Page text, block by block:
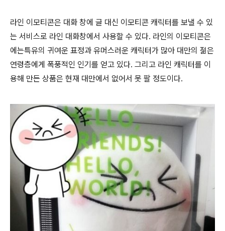
라인 이모티콘은 대화 창에 글 대신 이모티콘 캐릭터를 보낼 수 있
는 서비스로 라인 대화창에서 사용할 수 있다. 라인의 이모티콘은
에는특유의 귀여운 표정과 유머스러운 캐릭터가 많아 대만의 젊은
연령층에게 폭풍적인 인기를 얻고 있다. 그리고 라인 캐릭터를 이
용해 만든 상품은 현재 대만에서 없어서 못 팔 정도이다.